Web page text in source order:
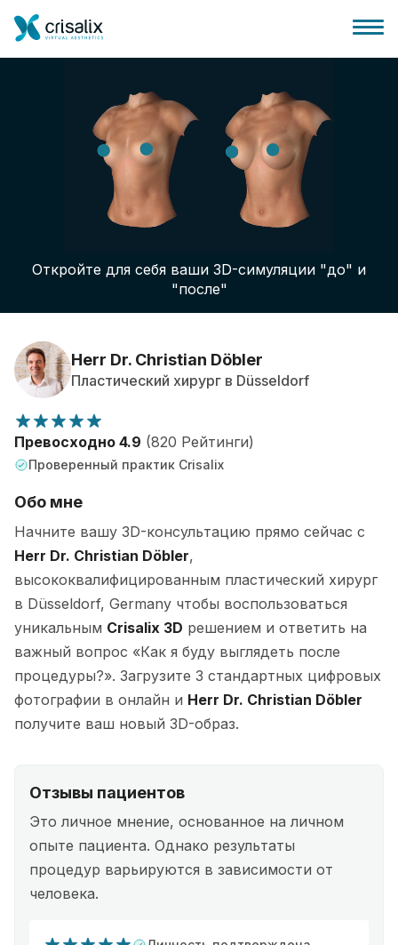
Главная хирурга
Бизнес Платформа
Планы
Откройте для себя ваши 3D-симуляции "до" и
"после"
Herr Dr. Christian Döbler
Пластический хирург в Düsseldorf
Превосходно 4.9 (820 Рейтинги)
Проверенный практик Crisalix
Обо мне
Начните вашу 3D-консультацию прямо сейчас с
Herr Dr. Christian Döbler,
высококвалифицированным пластический хирург
в Düsseldorf, Germany чтобы воспользоваться
уникальным Crisalix 3D решением и ответить на
важный вопрос «Как я буду выглядеть после
процедуры?». Загрузите 3 стандартных цифровых
фотографии в онлайн и Herr Dr. Christian Döbler
получите ваш новый 3D-образ.
Отзывы пациентов
Это личное мнение, основанное на личном
опыте пациента. Однако результаты
процедур варьируются в зависимости от
человека.